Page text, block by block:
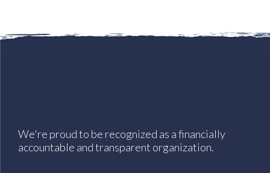
We're proud to be recognized as a financially
accountable and transparent organization.